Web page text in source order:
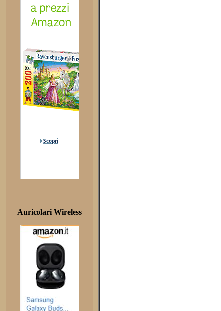
Auricolari Wireless